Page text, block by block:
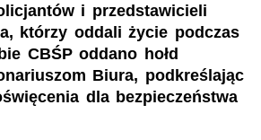
i przedstawicieli
którzy oddali życie podczas
CBŚP oddano hołd
Biura, podkreślając
dla bezpieczeństwa